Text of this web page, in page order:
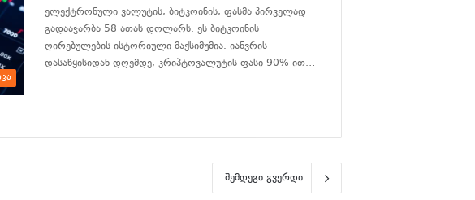
ელექტრონული ვალუტის, ბიტკოინის, ფასმა პირველად
გადააჭარბა 58 ათას დოლარს. ეს ბიტკოინის
ღირებულების ისტორიული მაქსიმუმია. იანვრის
დასაწყისიდან დღემდე, კრიპტოვალუტის ფასი 90%-ით…
შემდეგი გვერდი